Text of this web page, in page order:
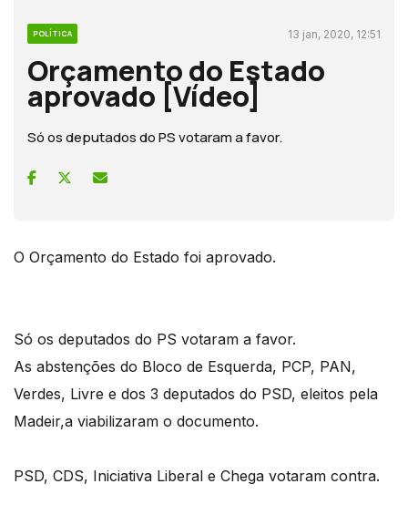
POLÍTICA 13 jan, 2020, 12:51
Orçamento do Estado
aprovado [Vídeo]
Só os deputados do PS votaram a favor.
O Orçamento do Estado foi aprovado.
Só os deputados do PS votaram a favor.
As abstenções do Bloco de Esquerda, PCP, PAN,
Verdes, Livre e dos 3 deputados do PSD, eleitos pela
Madeir,a viabilizaram o documento.
PSD, CDS, Iniciativa Liberal e Chega votaram contra.